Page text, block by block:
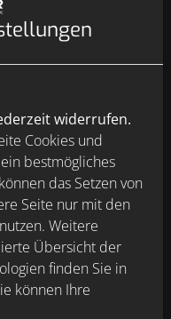
lohnt
und
widerrufen.
Cookies und
bestmögliches
das Setzen von
Seite nur mit den
Weitere
Übersicht der
finden Sie in
können Ihre